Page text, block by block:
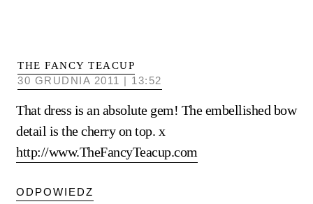
THE FANCY TEACUP
30 GRUDNIA 2011 | 13:52
That dress is an absolute gem! The embellished bow
detail is the cherry on top. x
http://www.TheFancyTeacup.com
ODPOWIEDZ